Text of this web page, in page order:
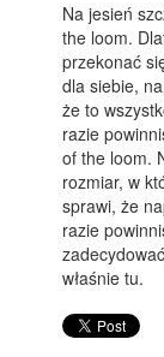
Na jesień
the loom.
przekonać
dla siebie,
że to
razie
of the loom.
rozmiar, w
sprawi, że
razie
właśnie tu.